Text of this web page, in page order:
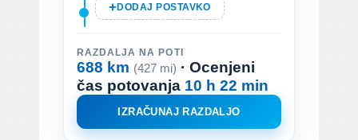
DODAJ POSTAVKO
RAZDALJA NA POTI
688 km (427 mi) · Ocenjeni
čas potovanja 10 h 22 min
IZRAČUNAJ RAZDALJO